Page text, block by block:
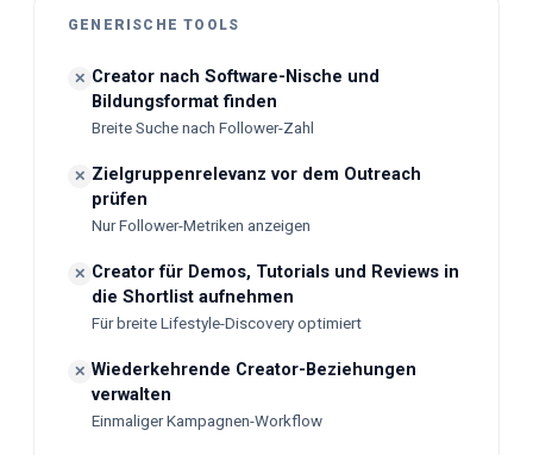
GENERISCHE TOOLS
✕ Creator nach Software-Nische und
Bildungsformat finden
Breite Suche nach Follower-Zahl
✕ Zielgruppenrelevanz vor dem Outreach
prüfen
Nur Follower-Metriken anzeigen
✕ Creator für Demos, Tutorials und Reviews in
die Shortlist aufnehmen
Für breite Lifestyle-Discovery optimiert
✕ Wiederkehrende Creator-Beziehungen
verwalten
Einmaliger Kampagnen-Workflow